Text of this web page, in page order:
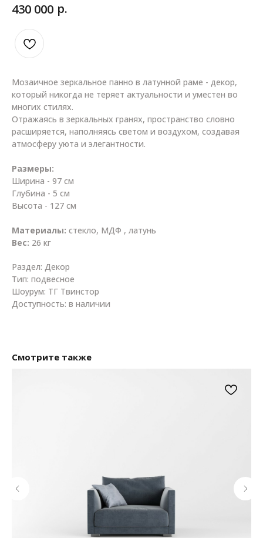
430 000 р.
Мозаичное зеркальное панно в латунной раме - декор,
который никогда не теряет актуальности и уместен во
многих стилях.
Отражаясь в зеркальных гранях, пространство словно
расширяется, наполняясь светом и воздухом, создавая
атмосферу уюта и элегантности.
Размеры:
Ширина - 97 см
Глубина - 5 см
Высота - 127 см
Материалы: стекло, МДФ , латунь
Вес: 26 кг
Раздел: Декор
Тип: подвесное
Шоурум: ТГ Твинстор
Доступность: в наличии
Смотрите также